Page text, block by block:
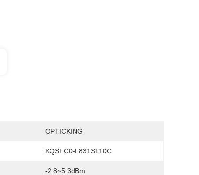
OPTICKING
KQSFC0-L831SL10C
-2.8~5.3dBm